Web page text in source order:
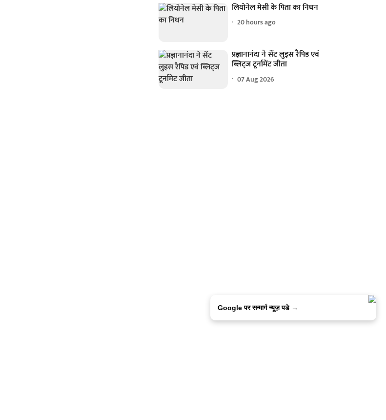
लियोनेल मेसी के पिता का निधन
20 hours ago
प्रज्ञानानंदा ने सेंट लुइस रैपिड एवं
ब्लिट्ज टूर्नामेंट जीता
07 Aug 2026
Google पर सन्मार्ग न्यूज़ पडे →